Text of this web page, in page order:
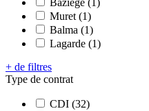
Baziège (1)
Muret (1)
Balma (1)
Lagarde (1)
+ de filtres
Type de contrat
CDI (32)